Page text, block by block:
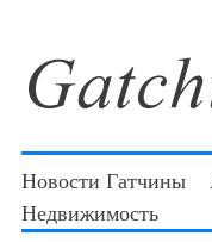
Новости Гатчины
Недвижимость